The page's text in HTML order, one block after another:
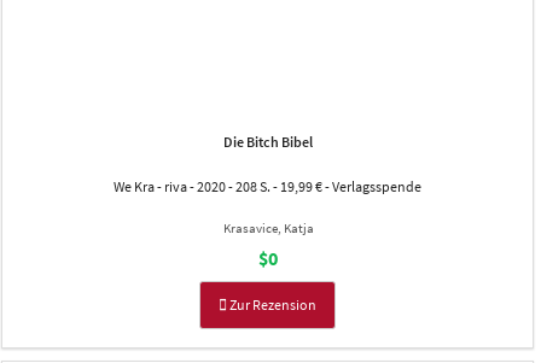
Die Bitch Bibel
We Kra - riva - 2020 - 208 S. - 19,99 € - Verlagsspende
Krasavice, Katja
$0
Zur Rezension